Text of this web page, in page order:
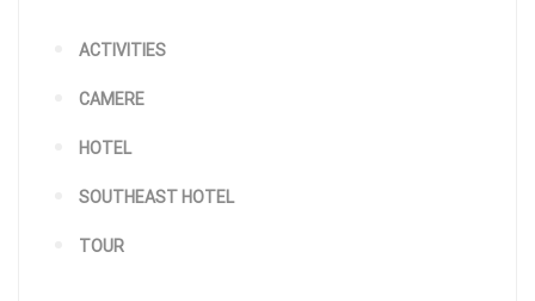
ACTIVITIES
CAMERE
HOTEL
SOUTHEAST HOTEL
TOUR